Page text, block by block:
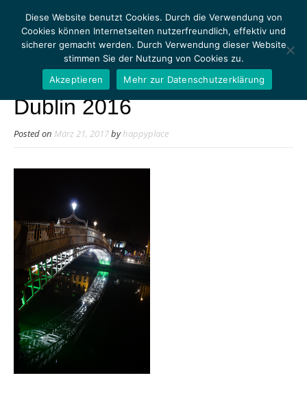
MENU
Dublin 2016
Posted on März 21, 2017byhappyplace
Diese Website benutzt Cookies. Durch die Verwendung von
Cookies können Internetseiten nutzerfreundlich, effektiv und
sicherer gemacht werden. Durch Verwendung dieser Website
stimmen Sie der Nutzung von Cookies zu.
Akzeptieren
Mehr zur Datenschutzerklärung